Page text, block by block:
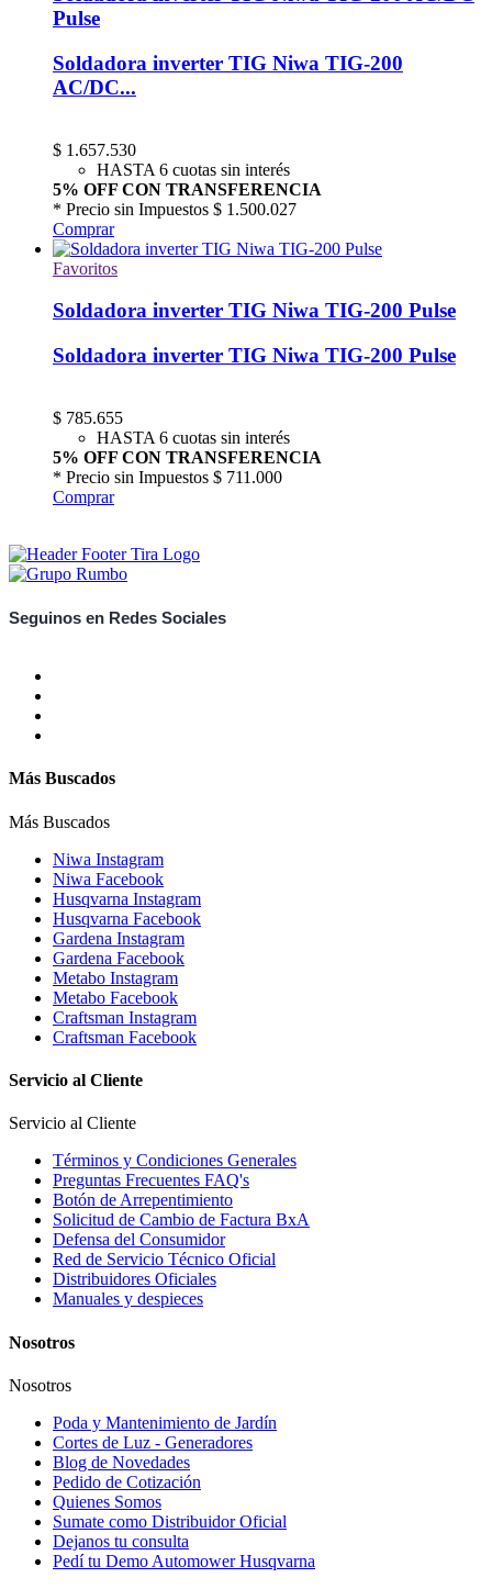
Pulse
Soldadora inverter TIG Niwa TIG-200
AC/DC...
$ 1.657.530
HASTA 6 cuotas sin interés
5% OFF CON TRANSFERENCIA
* Precio sin Impuestos $ 1.500.027
Comprar
Favoritos
Soldadora inverter TIG Niwa TIG-200 Pulse
Soldadora inverter TIG Niwa TIG-200 Pulse
$ 785.655
HASTA 6 cuotas sin interés
5% OFF CON TRANSFERENCIA
* Precio sin Impuestos $ 711.000
Comprar
Seguinos en Redes Sociales
Más Buscados
Más Buscados
Niwa Instagram
Niwa Facebook
Husqvarna Instagram
Husqvarna Facebook
Gardena Instagram
Gardena Facebook
Metabo Instagram
Metabo Facebook
Craftsman Instagram
Craftsman Facebook
Servicio al Cliente
Servicio al Cliente
Términos y Condiciones Generales
Preguntas Frecuentes FAQ's
Botón de Arrepentimiento
Solicitud de Cambio de Factura BxA
Defensa del Consumidor
Red de Servicio Técnico Oficial
Distribuidores Oficiales
Manuales y despieces
Nosotros
Nosotros
Poda y Mantenimiento de Jardín
Cortes de Luz - Generadores
Blog de Novedades
Pedido de Cotización
Quienes Somos
Sumate como Distribuidor Oficial
Dejanos tu consulta
Pedí tu Demo Automower Husqvarna